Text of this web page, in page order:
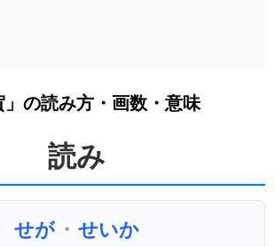
」の読み方・画数・意味
読み
せが ・ せいか